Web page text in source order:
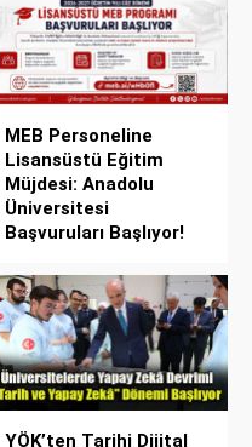
MEB Personeline
Lisansüstü Eğitim
Müjdesi: Anadolu
Üniversitesi
Başvuruları Başlıyor!
YÖK’ten Tarihi Dijital